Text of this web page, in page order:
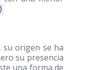
su origen se ha
su presencia
una forma de